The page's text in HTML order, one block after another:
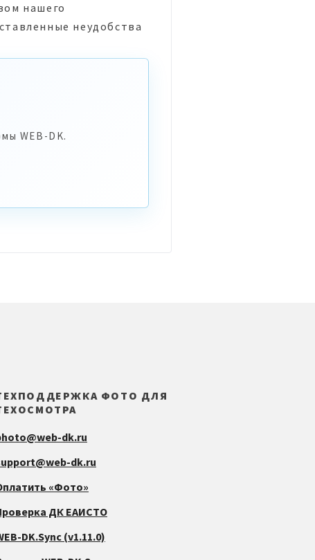
нашего
неудобства
WEB-DK.
ФОТО ДЛЯ
dk.ru
dk.ru
«Фото»
ДК ЕАИСТО
DK.Sync (v1.11.0)